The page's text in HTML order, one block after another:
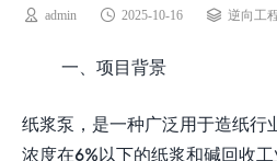
admin 2025-10-16 逆向工
一、项目背景
纸浆泵，是一种广泛用于造纸行
浓度在6%以下的纸浆和碱回收